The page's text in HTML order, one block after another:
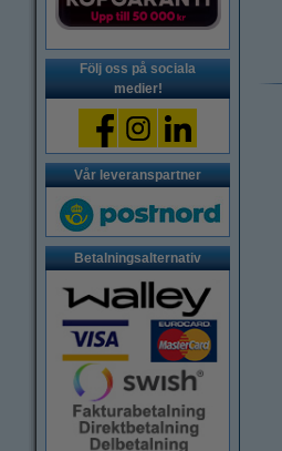
Följ oss på sociala
medier!
Vår leveranspartner
Betalningsalternativ